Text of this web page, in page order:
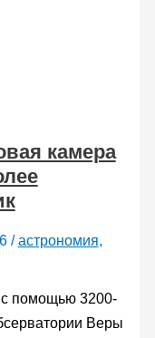
камера
/астрономия,
помощью 3200-
Веры